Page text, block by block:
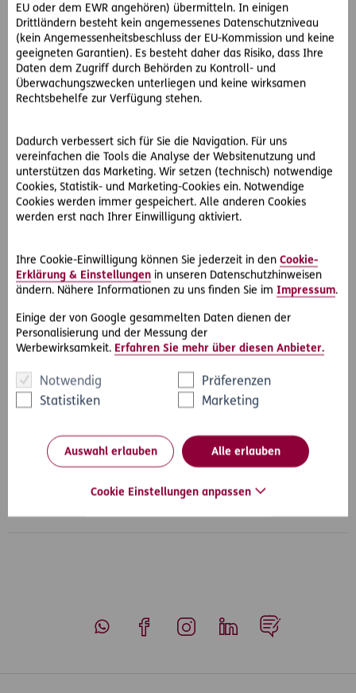
EU oder dem EWR angehören) übermitteln. In einigen
Drittländern besteht kein angemessenes Datenschutzniveau
(kein Angemessenheitsbeschluss der EU-Kommission und keine
geeigneten Garantien). Es besteht daher das Risiko, dass Ihre
Daten dem Zugriff durch Behörden zu Kontroll- und
Überwachungszwecken unterliegen und keine wirksamen
Rechtsbehelfe zur Verfügung stehen.
Dadurch verbessert sich für Sie die Navigation. Für uns
vereinfachen die Tools die Analyse der Websitenutzung und
unterstützen das Marketing. Wir setzen (technisch) notwendige
Cookies, Statistik- und Marketing-Cookies ein. Notwendige
Cookies werden immer gespeichert. Alle anderen Cookies
werden erst nach Ihrer Einwilligung aktiviert.
Ihre Cookie-Einwilligung können Sie jederzeit in den Cookie-
Erklärung & Einstellungen in unseren Datenschutzhinweisen
ändern. Nähere Informationen zu uns finden Sie im Impressum.
Einige der von Google gesammelten Daten dienen der
Personalisierung und der Messung der
Werbewirksamkeit. Erfahren Sie mehr über diesen Anbieter.
Notwendig
Präferenzen
Statistiken
Marketing
Auswahl erlauben Alle erlauben
Cookie Einstellungen anpassen
Herr S. hat kein direktes Klagerecht gegen die
Winterdienstfirma. Es besteht kein echter Vertrag
zugunsten Dritter.
Wieso?
gehen allfälligen Schutzwirkungen des
Winterdienstvertrages zugunsten Dritter vor. Herr S. hat
nämlich einen Anspruch auf Schmerzengeld und
Schadenersatz gegenüber der Genossenschaft als seinem
Vertragspartner. Somit scheidet ein direkter Anspruch
Auch aus deliktischer Haftung kann Herr S. sich nicht an die
Winterdienstfirma wenden, da bei der gesetzlichen
Erfüllungsgehilfenhaftung (ohne Vertrag) der Unternehmer
für seine Leute nur haftet, wenn er sich einer körperlich
untüchtigen Person bedient oder diese wissentlich
gefährlich ist. Das ist hier aber nicht der Fall.
Herr S. hat somit den Falschen geklagt und muss sich mit
seinen Ansprüchen in einem neuen Prozess direkt an die